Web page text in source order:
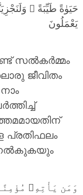
حَيَوٰةً طَيِّبَةً
يَعْمَلُونَ
സല്‍കര്‍മ്മം
ജീവിതം
നല്‍കുകയും
وَمَن يَأْتِهِۦ